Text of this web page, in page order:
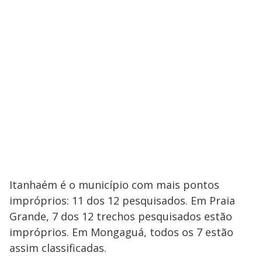
Itanhaém é o município com mais pontos
impróprios: 11 dos 12 pesquisados. Em Praia
Grande, 7 dos 12 trechos pesquisados estão
impróprios. Em Mongaguá, todos os 7 estão
assim classificadas.